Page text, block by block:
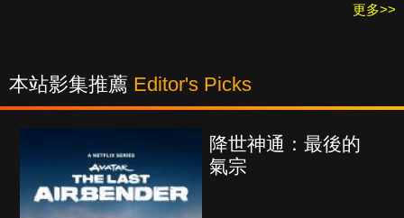
更多>>
本站影集推薦 Editor's Picks
降世神通：最後的
氣宗